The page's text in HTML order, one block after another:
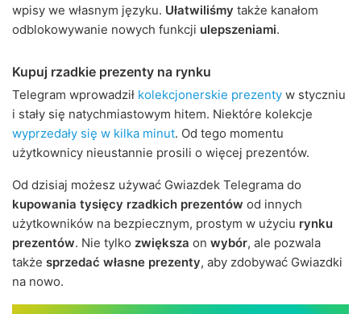
wpisy we własnym języku. Ułatwiliśmy także kanałom
odblokowywanie nowych funkcji ulepszeniami.
Kupuj rzadkie prezenty na rynku
Telegram wprowadził kolekcjonerskie prezenty w styczniu
i stały się natychmiastowym hitem. Niektóre kolekcje
wyprzedały się w kilka minut. Od tego momentu
użytkownicy nieustannie prosili o więcej prezentów.
Od dzisiaj możesz używać Gwiazdek Telegrama do
kupowania tysięcy rzadkich prezentów od innych
użytkowników na bezpiecznym, prostym w użyciu rynku
prezentów. Nie tylko zwiększa on wybór, ale pozwala
także sprzedać własne prezenty, aby zdobywać Gwiazdki
na nowo.